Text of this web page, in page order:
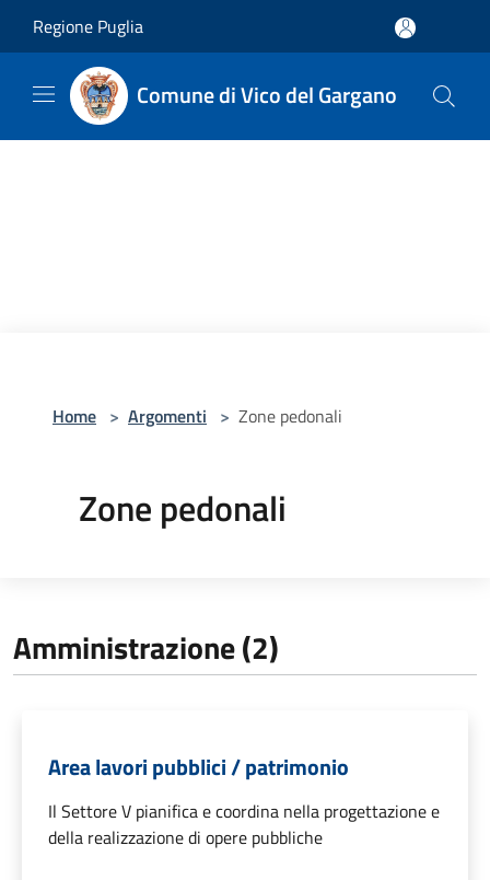
Regione Puglia
Comune di Vico del Gargano
Home > Argomenti > Zone pedonali
Zone pedonali
Amministrazione (2)
Area lavori pubblici / patrimonio
Il Settore V pianifica e coordina nella progettazione e
della realizzazione di opere pubbliche